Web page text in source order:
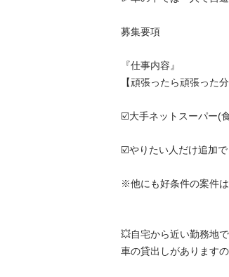
募集要項
『仕事内容』
【頑張ったら頑張った
☑️大手ネットスーパー(
☑️やりたい人だけ追加
※他にも好条件の案件は
💥自宅から近い勤務地
車の貸出しがあります